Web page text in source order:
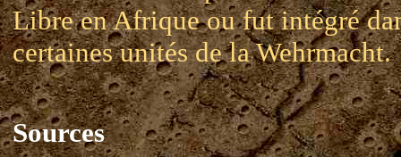
Libre en Afrique ou fut intégré
certaines unités de la Wehrmacht.
Sources